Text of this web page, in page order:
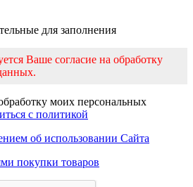
для заполнения
Ваше согласие на обработку
моих персональных
с политикой
об использовании Сайта
покупки товаров